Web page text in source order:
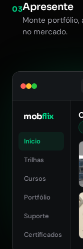
03Apresente
Monte portfólio,
no mercado.
mobflix
Início
Trilhas
Cursos
Portfólio
Suporte
Certificados